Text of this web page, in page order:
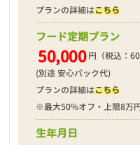
プランの詳細はこちら
フード定期プラン
50,000 円（税込：
(別途 安心パック代)
プランの詳細はこちら
※最大50%オフ・上限8万
生年月日